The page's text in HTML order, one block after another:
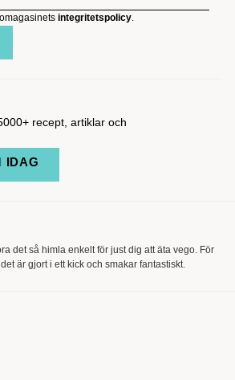
integritetspolicy.
recept, artiklar och
IDAG
det så himla enkelt för just dig att äta vego. För
är gjort i ett kick och smakar fantastiskt.